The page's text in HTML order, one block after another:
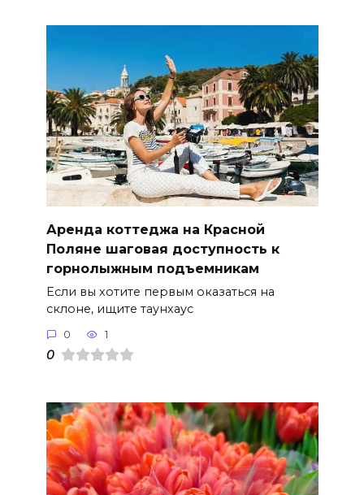
Аренда коттеджа на Красной
Поляне шаговая доступность к
горнолыжным подъемникам
Если вы хотите первым оказаться на
склоне, ищите таунхаус
0 1
0